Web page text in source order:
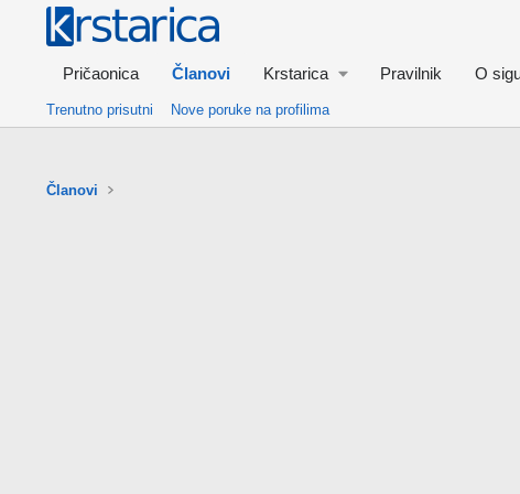
Pričaonica Članovi Krstarica Pravilnik O
Trenutno prisutni Nove poruke na profilima
Članovi